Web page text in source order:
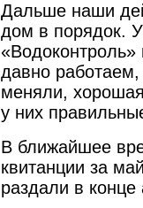
Дальше наши
дом в порядок.
давно
меняли,
у них
В ближайшее
квитанции за
раздали в конце